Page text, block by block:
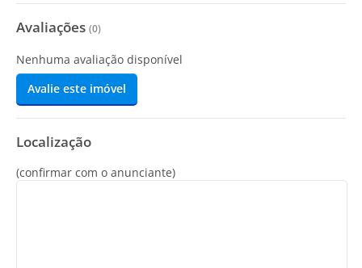
Avaliações (0)
Nenhuma avaliação disponível
Avalie este imóvel
Localização
(confirmar com o anunciante)